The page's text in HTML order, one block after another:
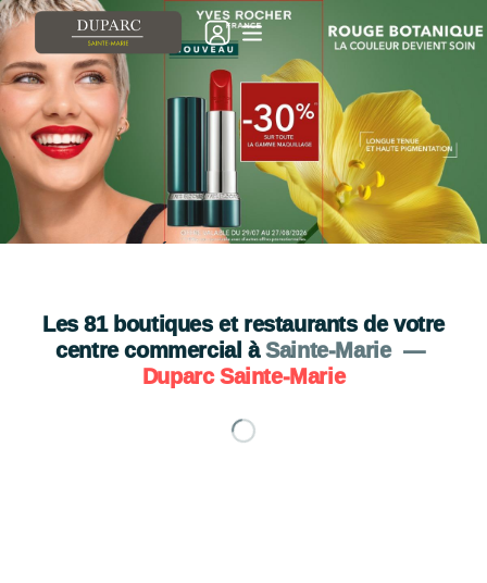
Je découvre
Les81boutiques et restaurants de votre
centre commercial àSainte-Marie —
Duparc Sainte-Marie